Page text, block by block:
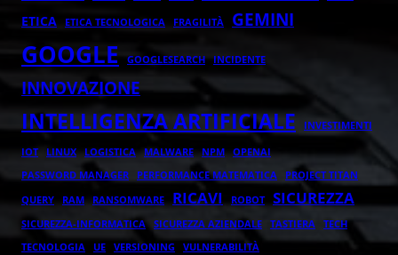
ETICA ETICA TECNOLOGICA FRAGILITÀ GEMINI
GOOGLE GOOGLESEARCH INCIDENTE
INNOVAZIONE
INTELLIGENZA ARTIFICIALE INVESTIMENTI
IOT LINUX LOGISTICA MALWARE NPM
OPENAI
PASSWORD MANAGER
PERFORMANCE MATEMATICA
PROJECT TITAN
QUERY
RAM RANSOMWARE RICAVI ROBOT SICUREZZA
SICUREZZA-INFORMATICA SICUREZZA AZIENDALE TASTIERA
TECH
TECNOLOGIA
UE VERSIONING VULNERABILITÀ